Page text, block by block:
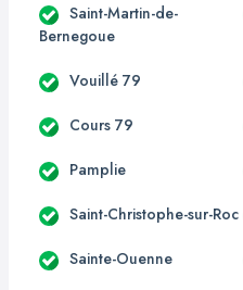
Saint-Martin-de-
Bernegoue
Vouillé 79
Cours 79
Pamplie
Saint-Christophe-sur-Roc
Sainte-Ouenne